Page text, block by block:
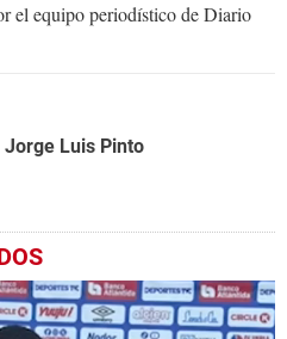
el equipo periodístico de Diario
Jorge Luis Pinto